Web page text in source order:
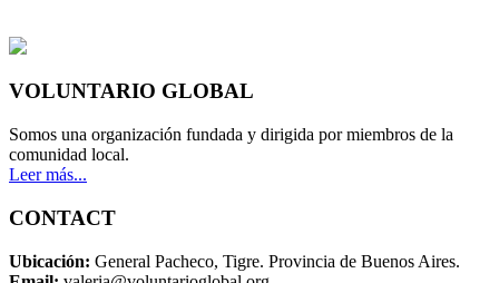
VOLUNTARIO GLOBAL
Somos una organización fundada y dirigida por miembros de la
comunidad local.
Leer más...
CONTACT
Ubicación: General Pacheco, Tigre. Provincia de Buenos Aires.